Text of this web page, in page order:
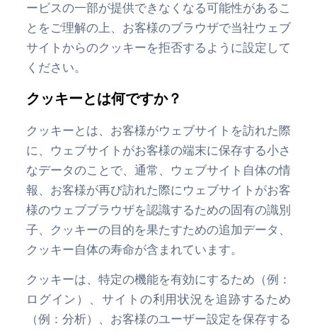
ービスの一部が提供できなくなる可能性があるこ
とをご理解の上、お客様のブラウザで当社ウェブ
サイトからのクッキーを拒否するように設定して
ください。
クッキーとは何ですか？
クッキーとは、お客様がウェブサイトを訪れた際
に、ウェブサイトがお客様の端末に保存する小さ
なデータのことで、通常、ウェブサイト自体の情
報、お客様が再び訪れた際にウェブサイトがお客
様のウェブブラウザを認識するための固有の識別
子、クッキーの目的を果たすための追加データ、
クッキー自体の寿命が含まれています。
クッキーは、特定の機能を有効にするため（例：
ログイン）、サイトの利用状況を追跡するため
（例：分析）、お客様のユーザー設定を保存する